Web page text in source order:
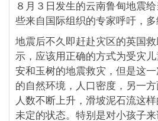
８月３日发生的云南鲁甸地震
些来自国际组织的专家呼吁，多
地震后不久即赶赴灾区的英国
示，应该用正确的方式为受灾
安和玉树的地震救灾，但是这
的自然环境，人口密度，另一
人数不断上升，滑坡泥石流这
未定的状态。特别是对小孩子